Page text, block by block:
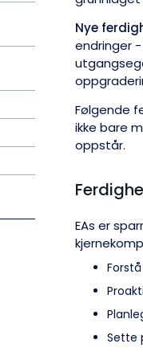
Nye
endringer
Følgende
ikke bare
oppstår.
EAs er
Sette